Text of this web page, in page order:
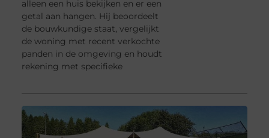
alleen een huis bekijken en er een
getal aan hangen. Hij beoordeelt
de bouwkundige staat, vergelijkt
de woning met recent verkochte
panden in de omgeving en houdt
rekening met specifieke